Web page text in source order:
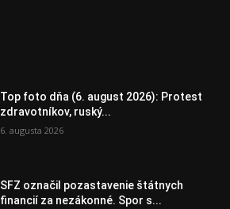
Top foto dňa (6. august 2026): Protest
zdravotníkov, ruský...
6. augusta 2026
SFZ označil pozastavenie štátnych
financií za nezákonné. Spor s...